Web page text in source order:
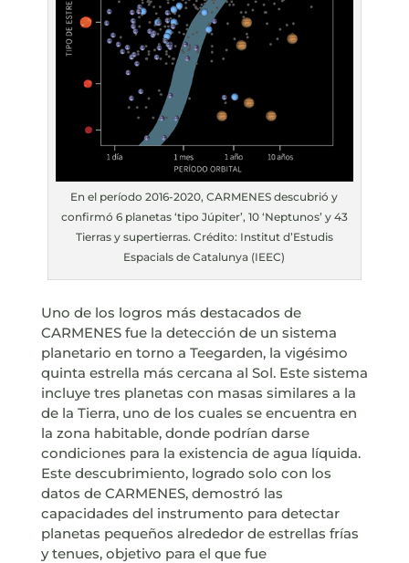
En el período 2016-2020, CARMENES descubrió y
confirmó 6 planetas ‘tipo Júpiter’, 10 ‘Neptunos’ y 43
Tierras y supertierras. Crédito: Institut d’Estudis
Espacials de Catalunya (IEEC)
Uno de los logros más destacados de
CARMENES fue la detección de un sistema
planetario en torno a Teegarden, la vigésimo
quinta estrella más cercana al Sol. Este sistema
incluye tres planetas con masas similares a la
de la Tierra, uno de los cuales se encuentra en
la zona habitable, donde podrían darse
condiciones para la existencia de agua líquida.
Este descubrimiento, logrado solo con los
datos de CARMENES, demostró las
capacidades del instrumento para detectar
planetas pequeños alrededor de estrellas frías
y tenues, objetivo para el que fue